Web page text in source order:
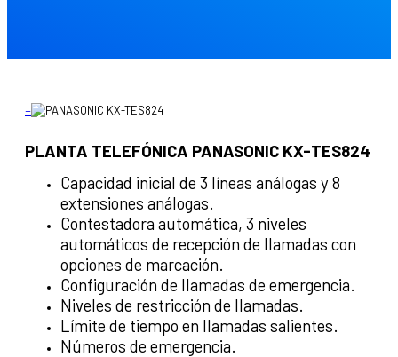
+
PLANTA TELEFÓNICA PANASONIC KX-TES824
Capacidad inicial de 3 líneas análogas y 8
extensiones análogas.
Contestadora automática, 3 niveles
automáticos de recepción de llamadas con
opciones de marcación.
Configuración de llamadas de emergencia.
Niveles de restricción de llamadas.
Límite de tiempo en llamadas salientes.
Números de emergencia.